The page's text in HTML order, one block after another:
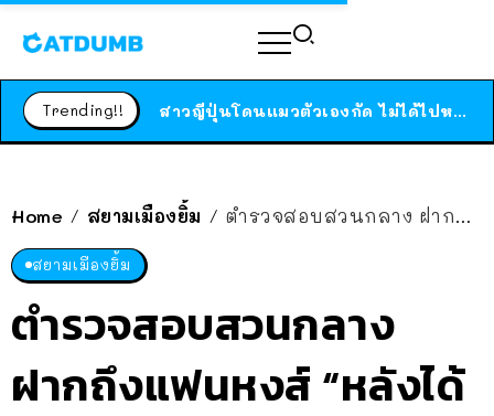
Trending!! ได้เวลาเด็กหนวดรวมตัว RF Online Next เปิดให้เล่นแล้ว เกม Sci-Fi MMORPG ระดับตำนาน เล่นได้ทั้งมือถือและ PC
Home / สยามเมืองยิ้ม / ตำรวจสอบสวนกลาง ฝากถึงแฟนหงส์ “หลังได้แชมป์ แซวได้ แต่อย่าแรง” / แปะข่าว ‘เด็กหงส์โม้ดับ’
สยามเมืองยิ้ม
ตำรวจสอบสวนกลาง
ฝากถึงแฟนหงส์ “หลังได้